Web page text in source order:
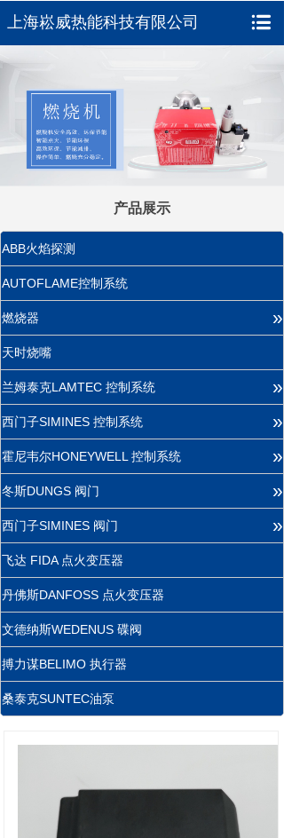
产品展示
ABB火焰探测
AUTOFLAME控制系统
燃烧器 »
天时烧嘴
兰姆泰克LAMTEC 控制系统 »
西门子SIMINES 控制系统 »
霍尼韦尔HONEYWELL 控制系统 »
冬斯DUNGS 阀门 »
西门子SIMINES 阀门 »
飞达 FIDA 点火变压器
丹佛斯DANFOSS 点火变压器
文德纳斯WEDENUS 碟阀
搏力谋BELIMO 执行器
桑泰克SUNTEC油泵
上海崧威热能科技有限公司